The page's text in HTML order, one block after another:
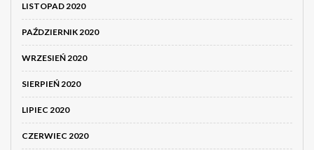
LISTOPAD 2020
PAŹDZIERNIK 2020
WRZESIEŃ 2020
SIERPIEŃ 2020
LIPIEC 2020
CZERWIEC 2020